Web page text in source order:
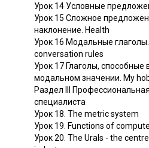
Урок 14 Условные
Урок 15 Сложное
наклонение. Health
Урок 16 Модальные
conversation rules
Урок 17 Глаголы, способные
модальном значении. My
Раздел III
специалиста
Урок 18. The metric system
Урок 19. Functions of
Урок 20. The Urals - the